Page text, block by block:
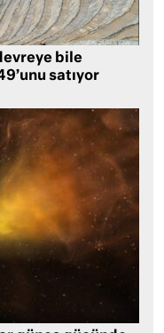
bile
satıyor